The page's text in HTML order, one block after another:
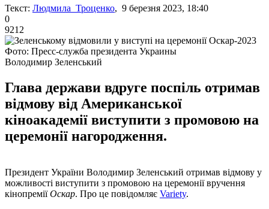
Текст: Людмила Троценко, 9 березня 2023, 18:40
0
9212
Фото: Пресс-служба президента Украины
Володимир Зеленський
Глава держави вдруге поспіль отримав
відмову від Американської
кіноакадемії виступити з промовою на
церемонії нагородження.
Президент України Володимир Зеленський отримав відмову у
можливості виступити з промовою на церемонії вручення
кінопреміїОскар. Про це повідомляє Variety.